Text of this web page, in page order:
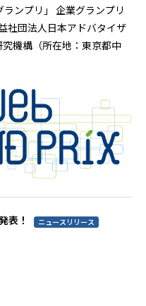
ンプリ」 企業グランプリ
社団法人日本アドバタイザ
機構（所在地：東京都中
表！ ニュースリリース